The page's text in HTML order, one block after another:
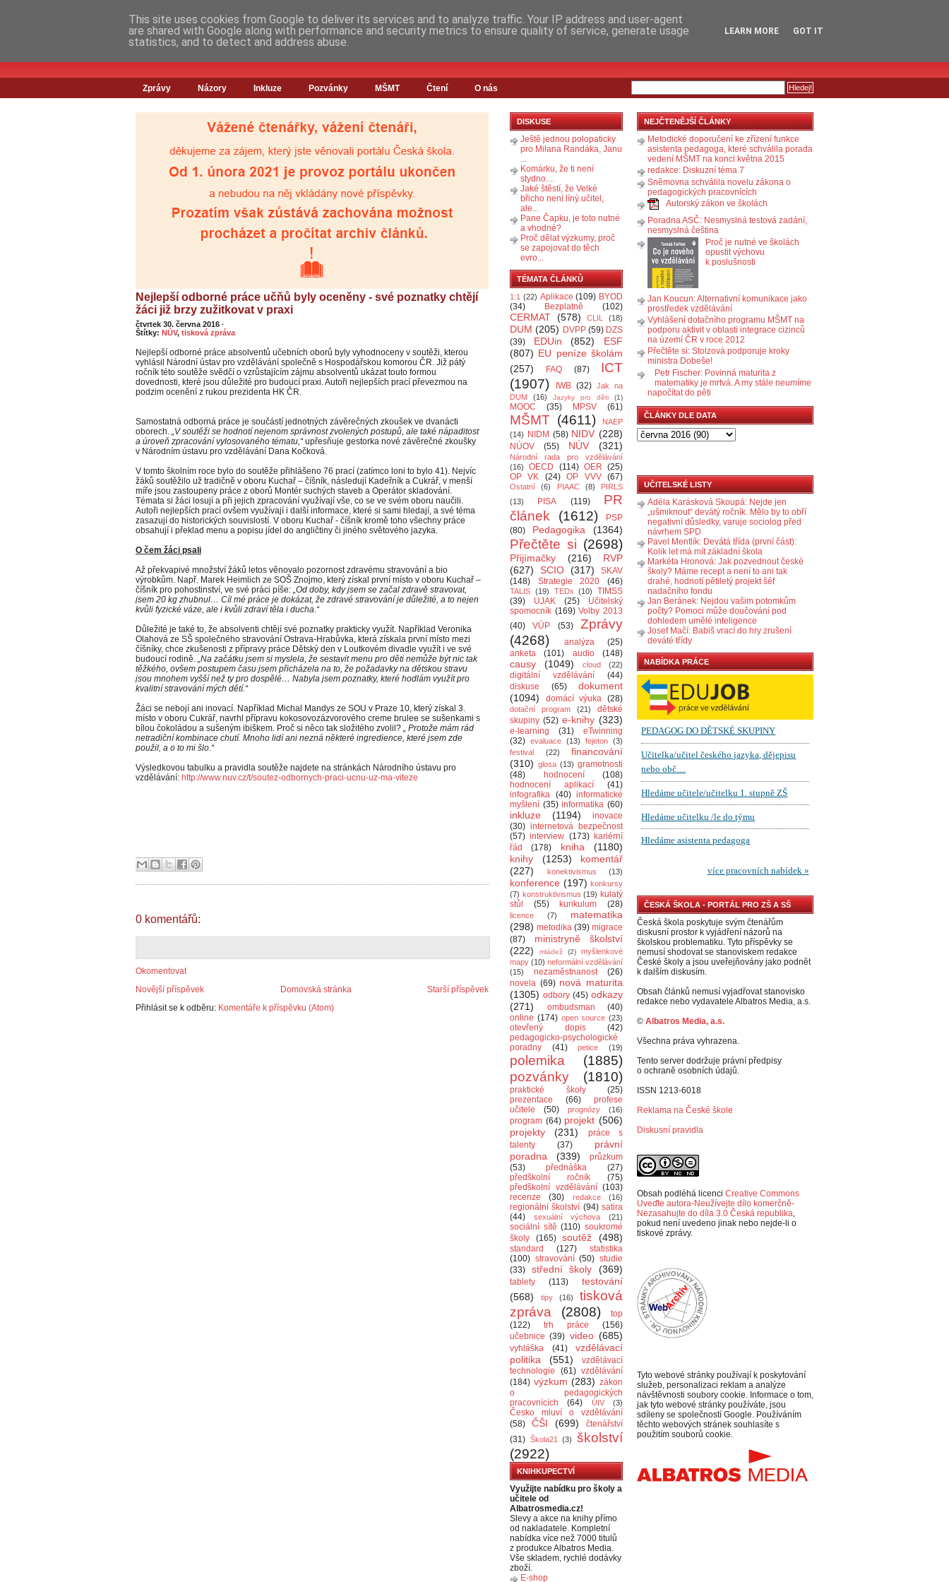
Zprávy Názory Inkluze Pozvánky MŠMT Čtení O nás
Nejlepší odborné práce učňů byly oceněny - své poznatky chtějí
žáci již brzy zužitkovat v praxi
čtvrtek 30. června 2016 ·
Štítky: NÚV, tisková zpráva
Nejlepší odborné práce absolventů učebních oborů byly vyhodnoceny v soutěži, kterou
vyhlásil Národní ústav pro vzdělávání společně s Hospodářskou komorou ČR. Již pátý
ročník této soutěže svědčí o vzrůstajícím zájmu absolventů ukázat touto formou
dovednosti, které jsou důležité pro budoucí praxi. Autoři nejlepších prací převezmou na
podzim ocenění z rukou prezidenta HK ČR.
Samostatná odborná práce je součástí jednotných závěrečných zkoušek ve dvanácti
oborech. „V soutěži se hodnotí nejenom správnost zvolených postupů, ale také nápaditost
a úroveň zpracování vylosovaného tématu,“upřesňuje gestorka nové závěrečné zkoušky
v Národním ústavu pro vzdělávání Dana Kočková.
V tomto školním roce bylo do soutěže přihlášeno 76 prací (zatímco loni to bylo 41). Nejvíc
žáků soutěžilo už tradičně v oboru Kuchař – číšník, následují Kadeřník a Cukrář, v menší
míře jsou zastoupeny práce z oborů Montér suchých staveb a Operátor skladování.
Témata si žáci losují a při jejich zpracování využívají vše, co se ve svém oboru naučili.
Autoři nejlepších prací ovšem využívají i další informace, které si sami hledají, a své téma
zasazují do historických souvislostí. V oboru Kuchař - číšník kromě toho všechny práce
obsahují i překlad menu a popisu jídel do angličtiny či jiného světového jazyka.
O čem žáci psali
Až překvapivé množství žáků letos věnovalo pozornost zdravému stravování a bio
výrobkům. Např. Marek Heimlich ze SOŠ Znojmo, který získal první místo v oboru Kuchař –
číšník pro pohostinství, ve své práci píše: „Od doby, kdy jsem se začal zdravě stravovat,
jsem 20 kg zhubnul… Cíl mé práce je dokázat, že zdravé stravování je důležité, a to nejen
kvůli fyzické váze, ale i kvůli zdraví těla i ducha.“
Důležité je také to, že absolventi chtějí své poznatky prakticky využít. Například Veronika
Olahová ze SŠ společného stravování Ostrava-Hrabůvka, která získala první místo mezi
číšníky, chce zkušenosti z přípravy práce Dětský den v Loutkovém divadle využít i ve své
budoucí rodině. „Na začátku jsem si myslela, že sestavit menu pro děti nemůže být nic tak
těžkého, ovšem postupem času jsem přicházela na to, že požadavky na dětskou stravu
jsou mnohem vyšší než ty pro dospělé… Nabyla jsem poznatky, které hodlám využít pro
kvalitní stravování mých dětí.“
Žáci se nebojí ani inovací. Například Michal Mandys ze SOU v Praze 10, který získal 3.
místo v oboru Cukrář, navrhl přípravu kokosovozázvorového creme brulee se sušenkami s
bílou čokoládou a sušeným ibiškem. Proč si něco tak složitého zvolil? „ Protože mám rád
netradiční kombinace chutí. Mnoho lidí ani nezná některé ingredience, které jsem zde
použil, a o to mi šlo.“
Výsledkovou tabulku a pravidla soutěže najdete na stránkách Národního ústavu pro
vzdělávání: http://www.nuv.cz/t/soutez-odbornych-praci-ucnu-uz-ma-viteze
0 komentářů:
Okomentovat
Novější příspěvek
Starší příspěvek
Domovská stránka
Přihlásit se k odběru: Komentáře k příspěvku (Atom)
DISKUSE
Ještě jednou polopaticky
pro Milana Randáka, Janu
...
Komárku, že ti není
stydno....
Jaké štěstí, že Velké
břicho není líný učitel,
ale...
Pane Čapku, je toto nutné
a vhodné?
Proč dělat výzkumy, proč
se zapojovat do těch
evro...
TÉMATA ČLÁNKŮ
1:1 (22) Aplikace (109) BYOD
(34)
Bezplatně (102)
CERMAT (578) CLIL (18)
DUM (205) DVPP (59) DZS
(39)
EDUin (852)
ESF
(807) EU peníze školám
(257)
FAQ (87)
ICT
(1907)
IWB (32) Jak na
DUM
(16) Jazyky pro děti (1)
MOOC (35) MPSV (61)
MŠMT (4611)
NAEP
(14)
NIDM (58) NIDV (228)
NÚOV (55) NÚV (321)
Národní rada pro vzdělávání
(16)
OECD (114) OER (25)
OP VK
(24) OP VVV (67)
Ostatní (6) PIAAC (8)
PIRLS
(13)
PISA (119)
PR
článek
(1612)
PSP
(80)
Pedagogika (1364)
Přečtěte si (2698)
Přijímačky (216)
RVP
(627)
SCIO (317)
SKAV
(148)
Strategie 2020 (46)
TALIS (19) TEDx (10)
TIMSS
(39)
UJAK (25)
Učitelský
spomocník (169) Volby 2013
(40)
VÚP (53)
Zprávy
(4268)
analýza
(25)
anketa
(101) audio (148)
causy (1049) cloud (22)
digitální vzdělávání
(44)
diskuse
(65)
dokument
(1094)
domácí výuka (28)
dotační program (21)
dětské
skupiny (52) e-knihy (323)
e-learning (31)
eTwinning
(32) evaluace (13) fejeton (3)
festival
(22)
financování
(310) glosa (13) gramotnosti
(48)
hodnocení
(108)
hodnocení aplikací
(41)
infografika (40) informatické
myšlení (35) informatika (60)
inkluze (1194)
inovace
(30) internetová bezpečnost
(57) interview (173) kariérní
řád
(178) kniha
(1180)
knihy
(1253)
komentář
(227)
konektivismus (13)
konference (197) konkursy
(7) konstruktivismus (19) kulatý
stůl
(55) kurikulum (28)
licence (7)
matematika
(298) metodika (39) migrace
(87)
ministryně školství
(222)
mládež (2)
myšlenkové
mapy (10) neformální vzdělávání
(15)
nezaměstnanost
(26)
novela (69) nová maturita
(1305) odbory (45) odkazy
(271)
ombudsman
(40)
online (174) open source (23)
otevřený dopis
(42)
pedagogicko-psychologické
poradny
(41) petice (19)
polemika
(1885)
pozvánky
(1810)
praktické školy
(25)
prezentace
(66)
profese
učitele
(50) prognózy (16)
program (64) projekt (506)
projekty
(231)
práce s
talenty
(37)
právní
poradna
(339)
průzkum
(53)
přednáška
(27)
předškolní ročník
(75)
předškolní vzdělávání (103)
recenze
(30) redakce (16)
regionální školství (94) satira
(44)
sexuální výchova (21)
sociální sítě (110) soukromé
školy
(165) soutěž (498)
standard (127)
statistika
(100) stravování (50) studie
(33)
střední školy (369)
tablety (113)
testování
(568)
tipy (16)
tisková
zpráva
(2808)
top
(122)
trh práce
(156)
učebnice (39) video (685)
vyhláška (41)
vzdělávací
politika
(551)
vzdělávací
technologie
(61) vzdělávání
(184) výzkum (283) zákon
o pedagogických
pracovnících
(64) ÚIV (3)
Česko mluví o vzdělávání
(58)
ČŠI (699)
čtenářství
(31) Škola21 (3)
školství
(2922)
KNIHKUPECTVÍ
Využijte nabídku pro školy a
učitele od
Albatrosmedia.cz!
Slevy a akce na knihy přímo
od nakladatele. Kompletní
nabídka více než 7000 titulů
z produkce Albatros Media.
Vše skladem, rychlé dodávky
zboží.
E-shop
NEJČTENĚJŠÍ ČLÁNKY
Metodické doporučení ke zřízení funkce
asistenta pedagoga, které schválila porada
vedení MŠMT na konci května 2015
redakce: Diskuzní téma 7
Sněmovna schválila novelu zákona o
pedagogických pracovnících
Autorský zákon ve školách
Poradna ASČ: Nesmyslná testová zadání,
nesmyslná čeština
Proč je nutné ve školách
opustit výchovu
k poslušnosti
Jan Koucun: Alternativní komunikace jako
prostředek vzdělávání
Vyhlášení dotačního programu MŠMT na
podporu aktivit v oblasti integrace cizinců
na území ČR v roce 2012
Přečtěte si: Stolzová podporuje kroky
ministra Dobeše!
Petr Fischer: Povinná maturita z
matematiky je mrtvá. A my stále neumíme
napočítat do pěti
ČLÁNKY DLE DATA
UČITELSKÉ LISTY
Adéla Karásková Skoupá: Nejde jen
„ušmiknout“ devátý ročník. Mělo by to obří
negativní důsledky, varuje sociolog před
návrhem SPD
Pavel Mentlík: Devátá třída (první část):
Kolik let má mít základní škola
Markéta Hronová: Jak pozvednout české
školy? Máme recept a není to ani tak
drahé, hodnotí pětiletý projekt šéf
nadačního fondu
Jan Beránek: Nejdou vašim potomkům
počty? Pomoci může doučování pod
dohledem umělé inteligence
Josef Mačí: Babiš vrací do hry zrušení
deváté třídy
NABÍDKA PRÁCE
ČESKÁ ŠKOLA - PORTÁL PRO ZŠ A SŠ
Česká škola poskytuje svým čtenářům
diskusní prostor k vyjádření názorů na
školskou problematiku. Tyto příspěvky se
nemusí shodovat se stanoviskem redakce
České školy a jsou uveřejňovány jako podnět
k dalším diskusím.
Obsah článků nemusí vyjadřovat stanovisko
redakce nebo vydavatele Albatros Media, a.s.
© Albatros Media, a.s.
Všechna práva vyhrazena.
Tento server dodržuje právní předpisy
o ochraně osobních údajů.
ISSN 1213-6018
Reklama na České škole
Diskusní pravidla
Obsah podléhá licenci Creative Commons
Uveďte autora-Neužívejte dílo komerčně-
Nezasahujte do díla 3.0 Česká republika,
pokud není uvedeno jinak nebo nejde-li o
tiskové zprávy.
Tyto webové stránky používají k poskytování
služeb, personalizaci reklam a analýze
návštěvnosti soubory cookie. Informace o tom,
jak tyto webové stránky používáte, jsou
sdíleny se společností Google. Používáním
těchto webových stránek souhlasíte s
použitím souborů cookie.
This site uses cookies from Google to deliver its services and to analyze traffic. Your IP address and user-agent
are shared with Google along with performance and security metrics to ensure quality of service, generate usage
statistics, and to detect and address abuse.
LEARN MORE GOT IT